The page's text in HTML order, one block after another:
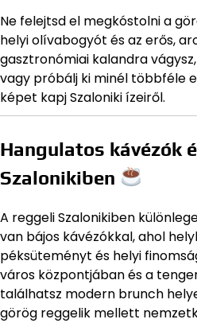
Ne felejtsd el megkóstolni a
helyi olívabogyót és az erős,
gasztronómiai kalandra
vagy próbálj ki minél többféle
képet kapj Szaloniki ízeiről.
Hangulatos kávézók
Szalonikiben
A reggeli Szalonikiben
van bájos kávézókkal, ahol
péksüteményt és helyi
város központjában és a
találhatsz modern brunch
görög reggelik mellett